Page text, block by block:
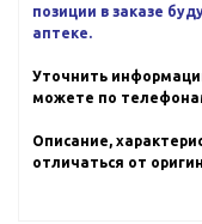
позиции в заказе
аптеке.
Уточнить
можете по
Описание,
отличаться от